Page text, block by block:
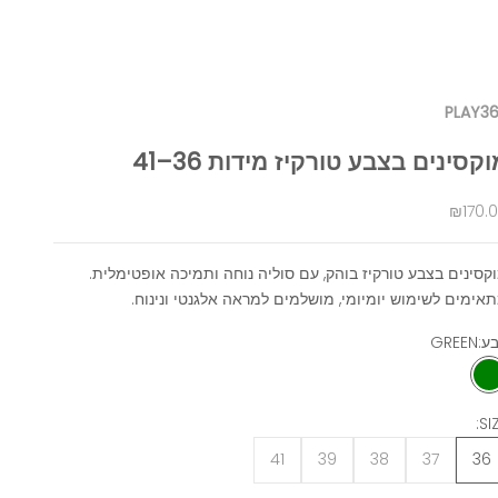
בצבע טורקיז מידות 36–41
מבצע
בצבע טורקיז בוהק, עם סוליה נוחה ותמיכה אופטימלית.
לשימוש יומיומי, מושלמים למראה אלגנטי ונינוח.
GREEN
GREEN
36
37
38
39
41